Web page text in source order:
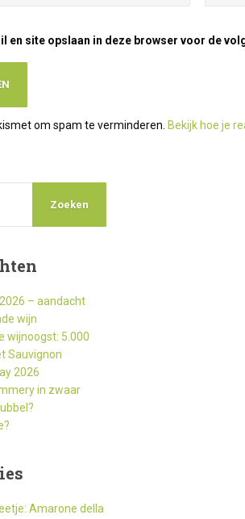
en site opslaan in deze browser voor de
om spam te verminderen. Bekijk hoe je
– aandacht
wijn
wijnoogst: 5.000
Sauvignon
2026
in zwaar
Amarone della